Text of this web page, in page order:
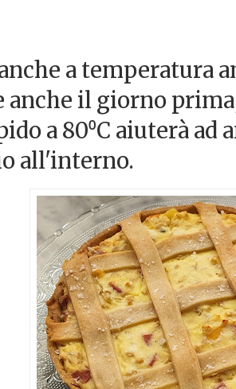
a temperatura
anche il giorno
a 80⁰C aiuterà ad
all'interno.